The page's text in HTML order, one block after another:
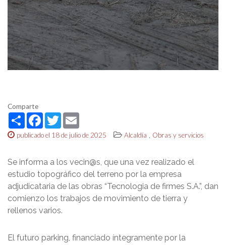
Comparte
ShareFacebook
Twitter
publicado el 18 de julio de 2025 Alcaldía , Obras y servicios
Se informa a los vecin@s, que una vez realizado el
estudio topográfico del terreno por la empresa
adjudicataria de las obras “Tecnologia de firmes S.A.”, dan
comienzo los trabajos de movimiento de tierra y
rellenos varios.
El futuro parking, financiado íntegramente por la